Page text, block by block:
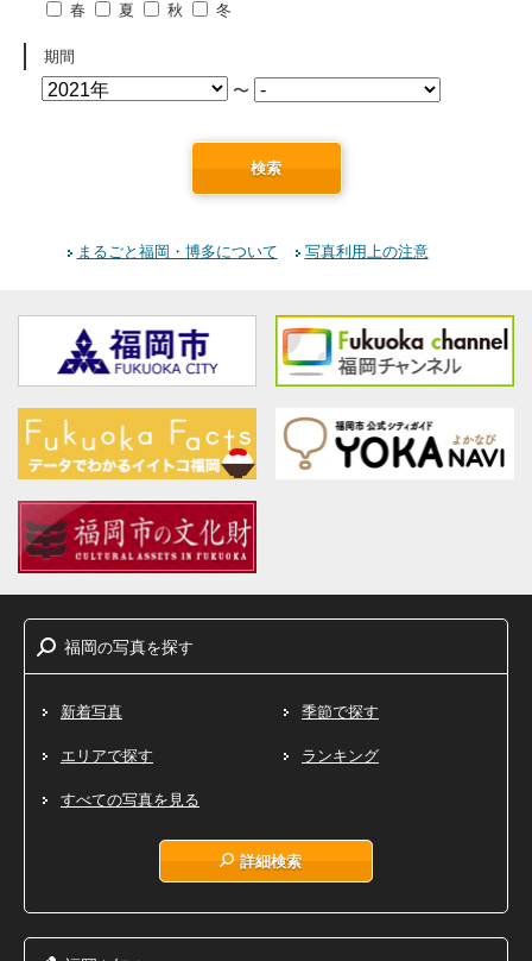
春
夏 秋 冬
期間
〜
検索
まるごと福岡・博多について 写真利用上の注意
福岡の写真を探す
新着写真 季節で探す
エリアで探す ランキング
すべての写真を見る
詳細検索